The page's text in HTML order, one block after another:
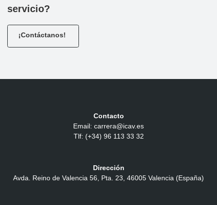
servicio?
¡Contáctanos!
Contacto
Email: carrera@icav.es
Tlf: (+34) 96 113 33 32
Dirección
Avda. Reino de Valencia 56, Pta. 23, 46005 Valencia (España)